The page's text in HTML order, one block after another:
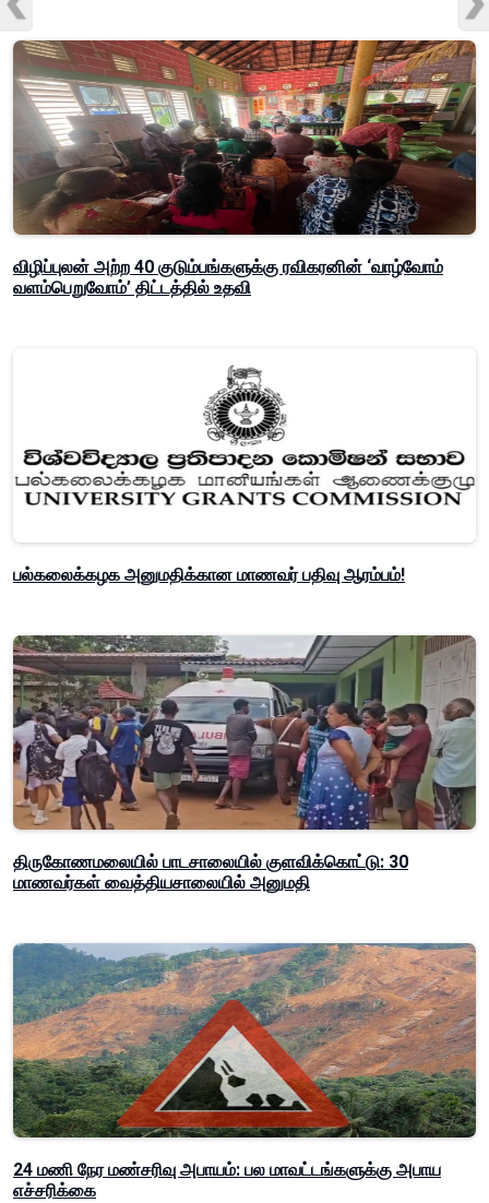
விழிப்புலன் அற்ற 40 குடும்பங்களுக்கு ரவிகரனின் ‘வாழ்வோம்
வளம்பெறுவோம்’ திட்டத்தில் உதவி
பல்கலைக்கழக அனுமதிக்கான மாணவர் பதிவு ஆரம்பம்!
திருகோணமலையில் பாடசாலையில் குளவிக்கொட்டு: 30
மாணவர்கள் வைத்தியசாலையில் அனுமதி
24 மணி நேர மண்சரிவு அபாயம்: பல மாவட்டங்களுக்கு அபாய
எச்சரிக்கை